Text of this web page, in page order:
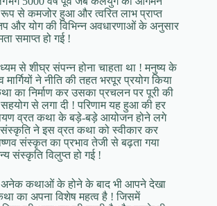
से कमजोर हुआ और त्वरित लाभ प्राप्त
और योग की विभिन्न अवधारणाओं के अनुसार
समाप्त हो गई !
से शीघ्र संपन्न होना चाहता था ! मनुष्य के
ने नीति की तहत भरपूर प्रयोग किया
का निर्माण कर उसका प्रचलन पर पूरी की
से लगा दी ! परिणाम यह हुआ की हर
व्रत कथा के बड़े-बड़े आयोजन होने लगे
ने इस व्रत कथा को स्वीकार कर
संस्कृत का प्रभाव तेजी से बढ़ता गया
संस्कृति विलुप्त हो गई !
कथाओं के होने के बाद भी आपने देखा
का अपना विशेष महत्व है ! जिसमें